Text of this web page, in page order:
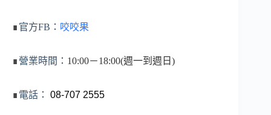
∎ 官方FB： 咬咬果
∎ 營業時間： 10:00－18:00(週一到週日)
∎ 電話： 08-707 2555